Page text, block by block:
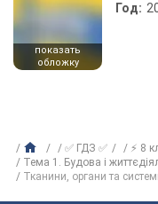
показать
обложку
Год:
✅ ГДЗ ✅ ⚡ 8
Тема 1. Будова і
Тканини, органи та